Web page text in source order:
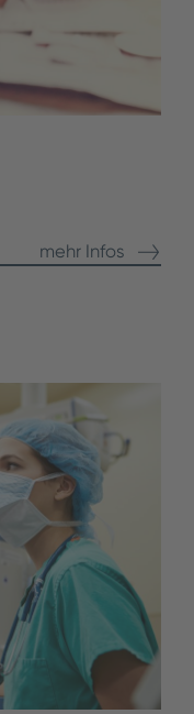
mehr Infos